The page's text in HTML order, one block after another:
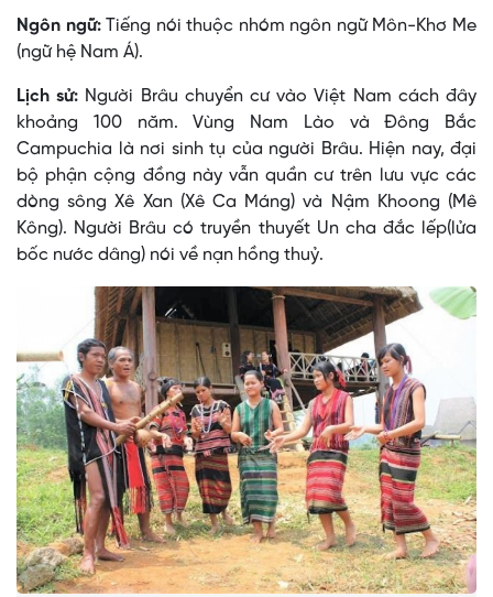
Ngôn ngữ:Tiếng nói thuộc nhóm ngôn ngữ Môn-Khơ Me
(ngữ hệ Nam Á).
Lịch sử: Người Brâu chuyển cư vào Việt Nam cách đây
khoảng 100 năm. Vùng Nam Lào và Ðông Bắc
Campuchia là nơi sinh tụ của người Brâu. Hiện nay, đại
bộ phận cộng đồng này vẫn quần cư trên lưu vực các
dòng sông Xê Xan (Xê Ca Máng) và Nậm Khoong (Mê
Kông). Người Brâu có truyền thuyết Un cha đắc lếp(lửa
bốc nước dâng) nói về nạn hồng thuỷ.